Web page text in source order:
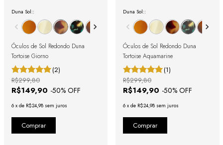
Duna Sol::
Óculos de Sol Redondo Duna
Tortoise Giorno
(2)
R$149,90 -50% OFF
R$299,80
6 x de R$24,98 sem juros
Duna Sol::
Óculos de Sol Redondo Duna
Tortoise Aquamarine
(1)
R$149,90 -50% OFF
R$299,80
6 x de R$24,98 sem juros